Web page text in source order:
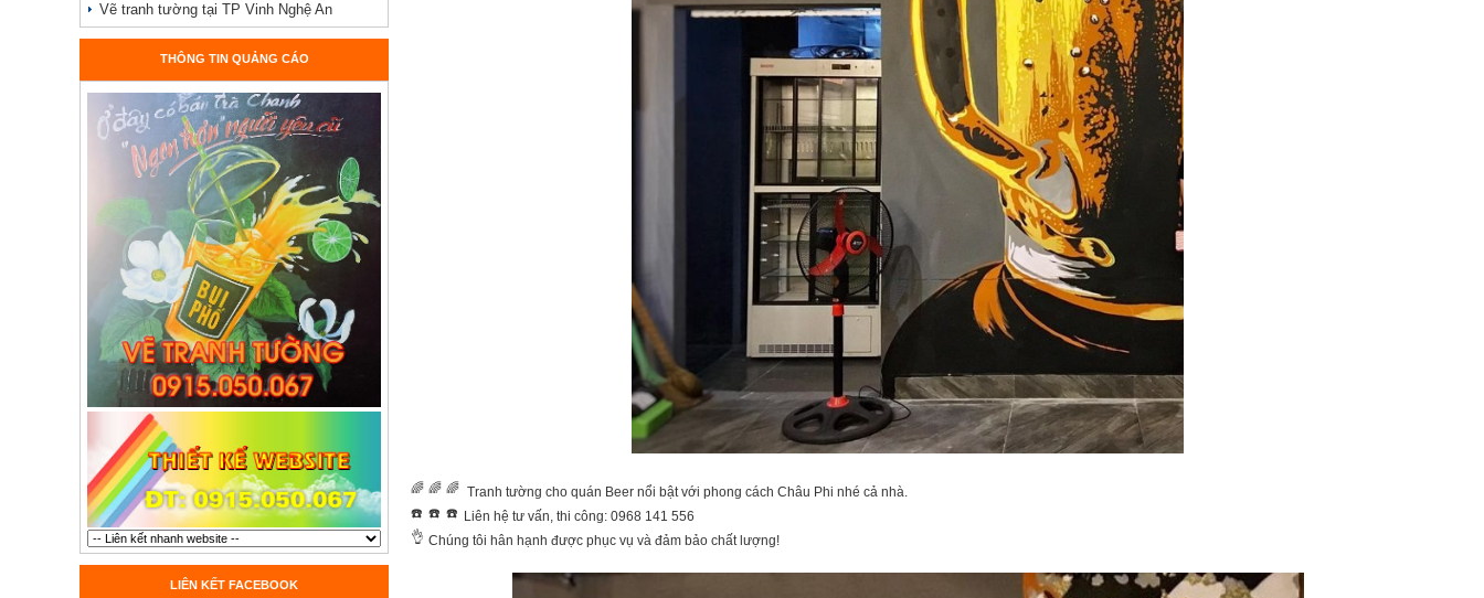
Vẽ tranh tường tại TP Vinh Nghệ An
THÔNG TIN QUẢNG CÁO
LIÊN KẾT FACEBOOK
Tranh tường cho quán Beer nổi bật với phong cách Châu Phi nhé cả nhà.
Liên hệ tư vấn, thi công: 0968 141 556
Chúng tôi hân hạnh được phục vụ và đảm bảo chất lượng!